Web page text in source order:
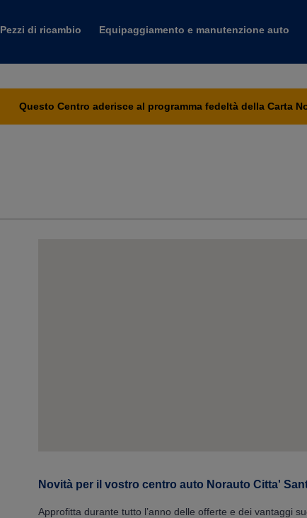
Pezzi di ricambio Equipaggiamento e manutenzione auto
Questo Centro aderisce al programma fedeltà della Carta
Novità per il vostro centro auto Norauto Citta'
Approfitta durante tutto l’anno delle offerte e dei vantaggi